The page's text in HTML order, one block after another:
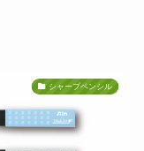
シャープペンシル